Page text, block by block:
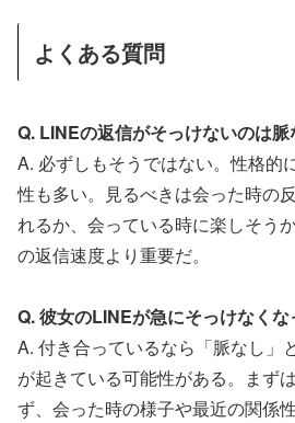
よくある質問
Q. LINEの返信がそっけないのは脈
A. 必ずしもそうではない。性格的
性も多い。見るべきは会った時の
れるか、会っている時に楽しそう
の返信速度より重要だ。
Q. 彼女のLINEが急にそっけなく
A. 付き合っているなら「脈なし」
が起きている可能性がある。まず
ず、会った時の様子や最近の関係